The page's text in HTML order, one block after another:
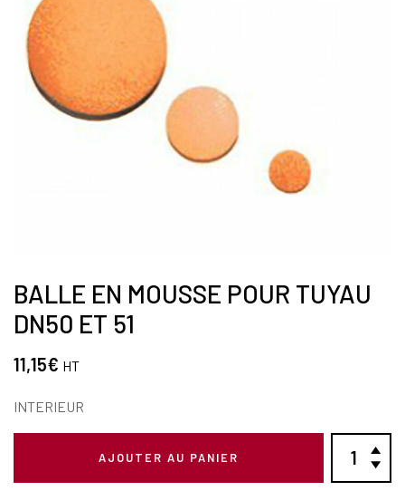
BALLE EN MOUSSE POUR TUYAU
DN50 ET 51
11,15€ HT
INTERIEUR
AJOUTER AU PANIER